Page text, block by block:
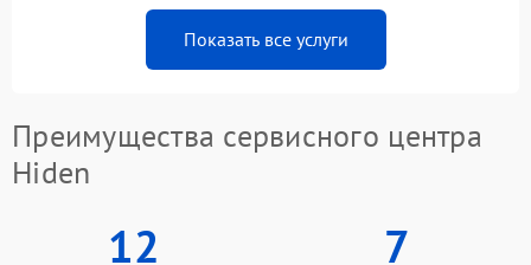
Показать все услуги
Преимущества сервисного центра
Hiden
12 7